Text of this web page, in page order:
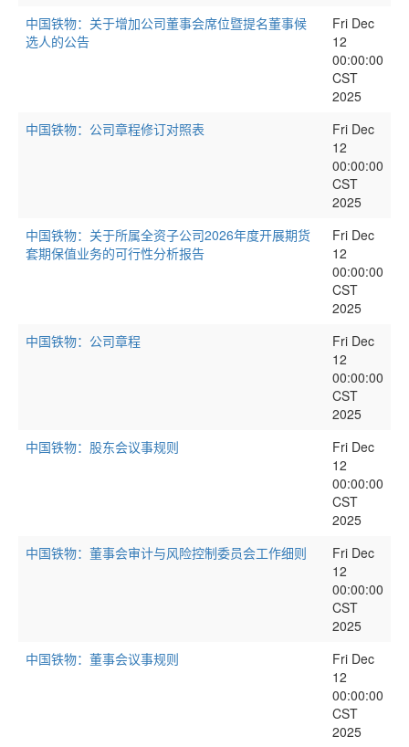
中国铁物：关于增加公司董事会席位暨提名董事候
选人的公告
Fri Dec
12
00:00:00
CST
2025
中国铁物：公司章程修订对照表
Fri Dec
12
00:00:00
CST
2025
中国铁物：关于所属全资子公司2026年度开展期货
套期保值业务的可行性分析报告
Fri Dec
12
00:00:00
CST
2025
中国铁物：公司章程
Fri Dec
12
00:00:00
CST
2025
中国铁物：股东会议事规则
Fri Dec
12
00:00:00
CST
2025
中国铁物：董事会审计与风险控制委员会工作细则
Fri Dec
12
00:00:00
CST
2025
中国铁物：董事会议事规则
Fri Dec
12
00:00:00
CST
2025